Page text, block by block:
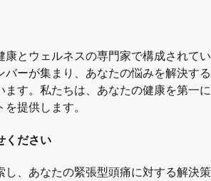
康とウェルネスの専門家で構成されてい
バーが集まり、あなたの悩みを解決する
ます。私たちは、あなたの健康を第一に
提供します。
ください
し、あなたの緊張型頭痛に対する解決策